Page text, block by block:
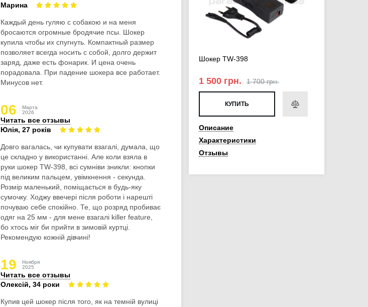
Марина
Каждый день гуляю с собакою и на меня
бросаются огромные бродячие псы. Шокер
купила чтобы их спугнуть. Компактный размер
позволяет всегда носить с собой, долго держит
заряд, даже есть фонарик. И цена очень
порадовала. При падение шокера все работает.
Минусов нет.
06
Марта
2026
Читать все отзывы
Юлія, 27 років
Довго вагалась, чи купувати взагалі, думала, що
це складно у використанні. Але коли взяла в
руки шокер TW-398, всі сумніви зникли: кнопки
під великим пальцем, увімкнення - секунда.
Розмір маленький, поміщається в будь-яку
сумочку. Ходжу ввечері після роботи і нарешті
почуваю себе спокійно. Те, що розряд пробиває
одяг на 25 мм - для мене взагалі killer feature,
бо хтось міг би прийти в зимовій куртці.
Рекомендую кожній дівчині!
19
Ноября
2025
Читать все отзывы
Олексій, 34 роки
Купив цей шокер після того, як на темній вулиці
Шокер TW-398
1 500 грн. 1 700 грн.
КУПИТЬ
Описание
Характеристики
Отзывы